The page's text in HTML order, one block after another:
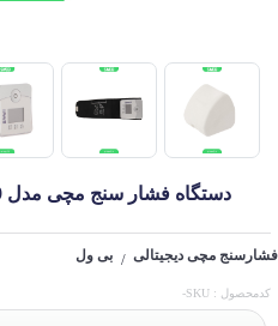
دستگاه فشار سنج مچی مدل PRO-39 بی ول (B.WELL)
فشارسنج مچی دیجیتالی / بی ول
کدمحصول : SKU-